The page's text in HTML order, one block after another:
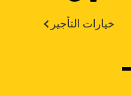
خيارات التأجير